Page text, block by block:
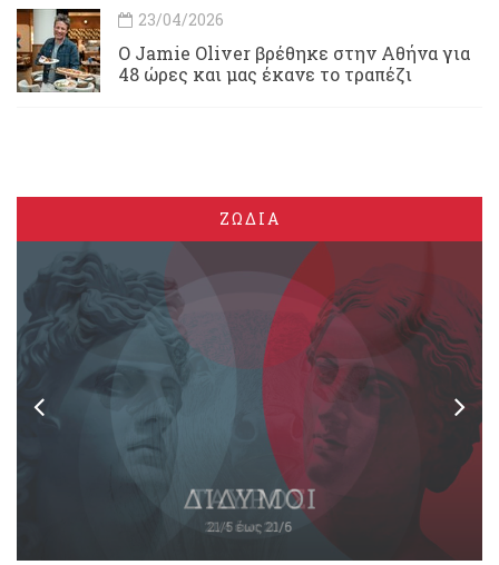
23/04/2026
Ο Jamie Oliver βρέθηκε στην Αθήνα για
48 ώρες και μας έκανε το τραπέζι
ΖΩΔΙΑ